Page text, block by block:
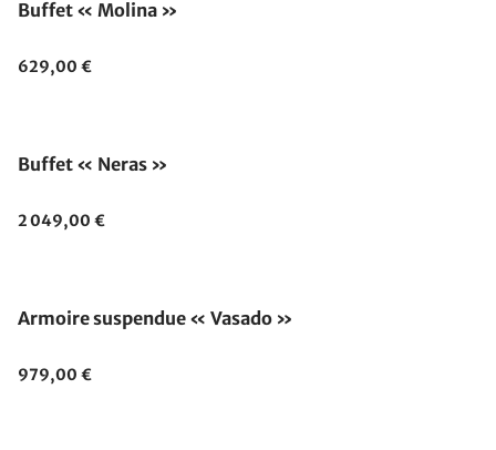
Buffet « Molina »
629,00 €
Buffet « Neras »
2 049,00 €
Armoire suspendue « Vasado »
979,00 €